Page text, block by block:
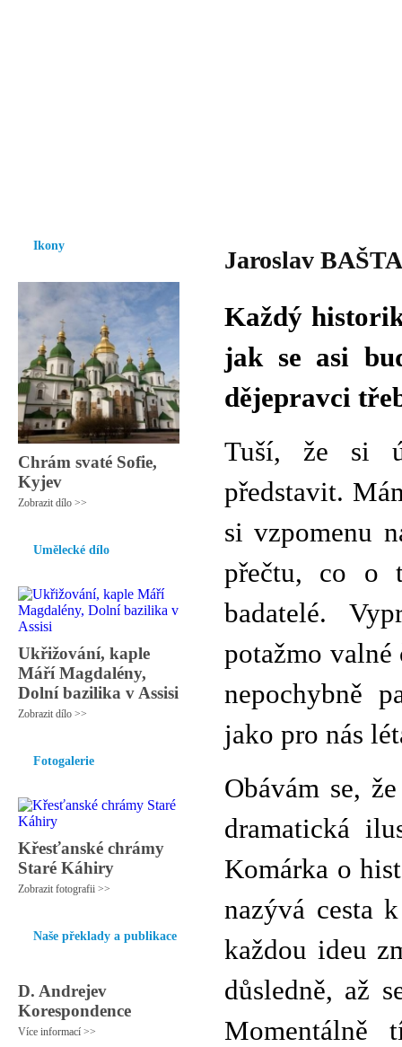
Ikony
Chrám svaté Sofie,
Kyjev
Zobrazit dílo >>
Umělecké dílo
Ukřižování, kaple
Máří Magdalény,
Dolní bazilika v Assisi
Zobrazit dílo >>
Fotogalerie
Křesťanské chrámy
Staré Káhiry
Zobrazit fotografii >>
Naše překlady a publikace
D. Andrejev
Korespondence
Více informací >>
Jaroslav
Každý
jak se asi
dějepravci
Tuší, že si
představit.
si vzpomenu
přečtu, co o
badatelé.
potažmo
nepochybně
jako pro nás
Obávám se,
dramatická
Komárka o
nazývá cesta
každou ideu
důsledně, až
Momentálně